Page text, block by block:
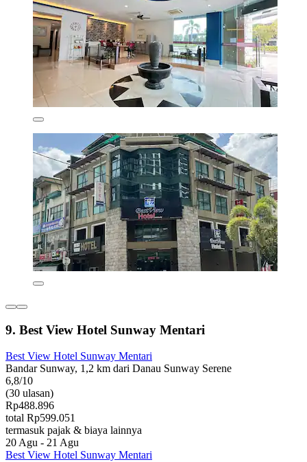
9. Best View Hotel Sunway Mentari
Best View Hotel Sunway Mentari
Bandar Sunway, 1,2 km dari Danau Sunway Serene
6,8/10
(30 ulasan)
Rp488.896
total Rp599.051
termasuk pajak & biaya lainnya
20 Agu - 21 Agu
Best View Hotel Sunway Mentari